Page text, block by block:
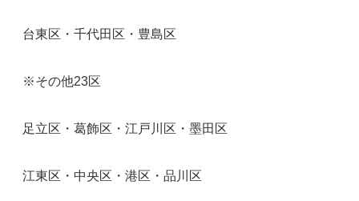
台東区・千代田区・豊島区
※その他23区
足立区・葛飾区・江戸川区・墨田区
江東区・中央区・港区・品川区